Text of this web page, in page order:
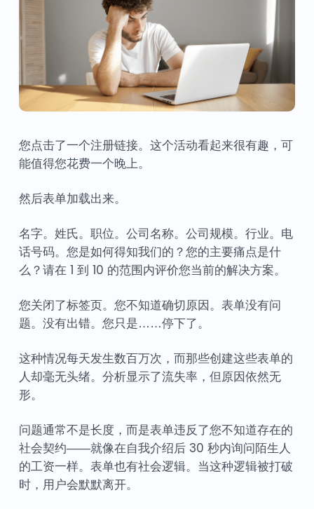
您点击了一个注册链接。这个活动看起来很有趣，可
能值得您花费一个晚上。
然后表单加载出来。
名字。姓氏。职位。公司名称。公司规模。行业。电
话号码。您是如何得知我们的？您的主要痛点是什
么？请在 1 到 10 的范围内评价您当前的解决方案。
您关闭了标签页。您不知道确切原因。表单没有问
题。没有出错。您只是……停下了。
这种情况每天发生数百万次，而那些创建这些表单的
人却毫无头绪。分析显示了流失率，但原因依然无
形。
问题通常不是长度，而是表单违反了您不知道存在的
社会契约——就像在自我介绍后 30 秒内询问陌生人
的工资一样。表单也有社会逻辑。当这种逻辑被打破
时，用户会默默离开。